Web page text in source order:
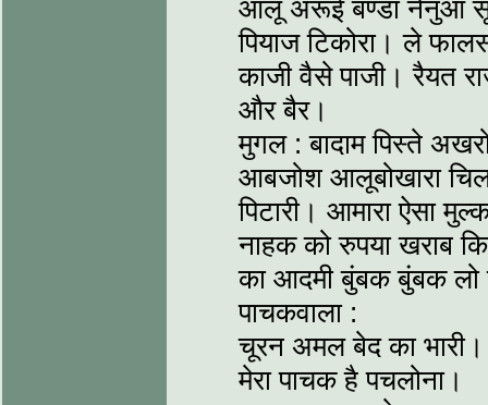
आलू अरूई बण्डा नेनुआँ
पियाज टिकोरा। ले
काजी वैसे पाजी। रैयत
और बैर।
मुगल : बादाम पिस्ते
आबजोश आलूबोखारा
पिटारी। आमारा ऐसा
नाहक को रुपया खराब
का आदमी बुंबक बुंबक
पाचकवाला :
चूरन अमल बेद का
मेरा पाचक है पचलोना।